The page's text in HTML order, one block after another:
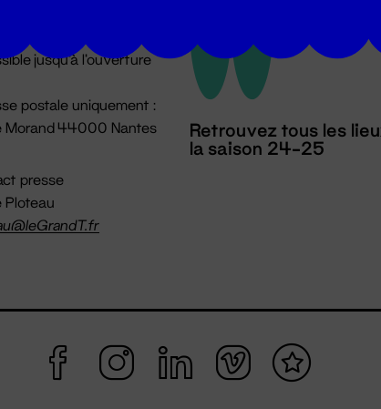
jusqu'à l'ouverture
postale uniquement :
Morand 44000 Nantes
presse
Ploteau
Retrouvez tous les
la saison 24-25